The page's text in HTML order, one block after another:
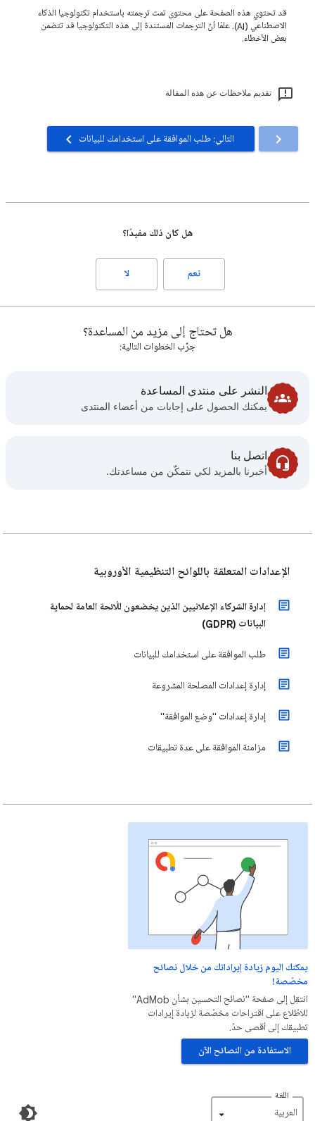
قد تحتوي هذه الصفحة على محتوى تمت ترجمته باستخدام تكنولوجيا الذكاء
الاصطناعي (AI). علمًا أنّ الترجمات المستندة إلى هذه التكنولوجيا قد تتضمن
بعض الأخطاء.
تقديم ملاحظات عن هذه المقالة
التالي: طلب الموافقة على استخدامك للبيانات
هل كان ذلك مفيدًا؟
نعم لا
هل تحتاج إلى مزيد من المساعدة؟
جرِّب الخطوات التالية:
النشر على منتدى المساعدة
يمكنك الحصول على إجابات من أعضاء المنتدى
اتصل بنا
أخبرنا بالمزيد لكي نتمكّن من مساعدتك.
الإعدادات المتعلقة باللوائح التنظيمية الأوروبية
إدارة الشركاء الإعلانيين الذين يخضعون للّائحة العامة لحماية
البيانات (GDPR)
طلب الموافقة على استخدامك للبيانات
إدارة إعدادات المصلحة المشروعة
إدارة إعدادات "وضع الموافقة"
مزامنة الموافقة على عدة تطبيقات
يمكنك اليوم زيادة إيراداتك من خلال نصائح
مخصّصة!
انتقِل إلى صفحة "نصائح التحسين بشأن AdMob"
للاطّلاع على اقتراحات مخصّصة لزيادة إيرادات
تطبيقك إلى أقصى حدّ.
الاستفادة من النصائح الآن
اللغة
‏العربية